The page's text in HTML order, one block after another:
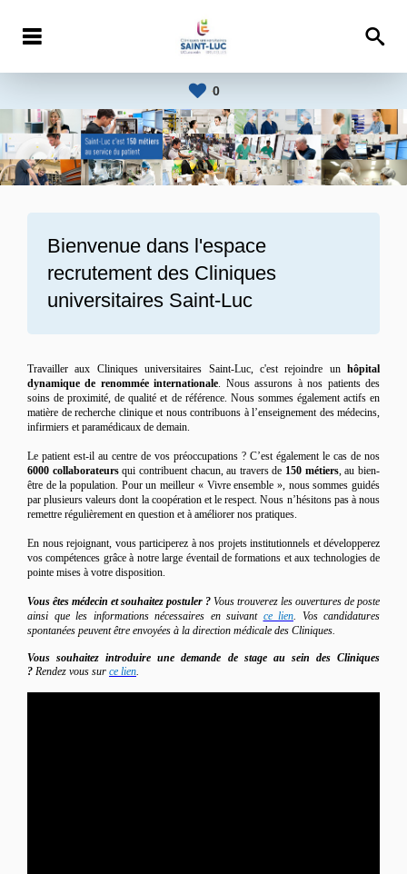
0
Bienvenue dans l'espace
recrutement des Cliniques
universitaires Saint-Luc
Travailler aux Cliniques universitaires Saint-Luc, c'est rejoindre un hôpital
dynamique de renommée internationale. Nous assurons à nos patients des
soins de proximité, de qualité et de référence. Nous sommes également actifs en
matière de recherche clinique et nous contribuons à l’enseignement des médecins,
infirmiers et paramédicaux de demain.
Le patient est-il au centre de vos préoccupations ? C’est également le cas de nos
6000 collaborateursqui contribuent chacun, au travers de 150 métiers, au bien-
être de la population. Pour un meilleur « Vivre ensemble », nous sommes guidés
par plusieurs valeurs dont la coopération et le respect. Nous n’hésitons pas à nous
remettre régulièrement en question et à améliorer nos pratiques.
En nous rejoignant, vous participerez à nos projets institutionnels et développerez
vos compétences grâce à notre large éventail de formations et aux technologies de
pointe mises à votre disposition.
Vous êtes médecin et souhaitez postuler ? Vous trouverez les ouvertures de poste
ainsi que les informations nécessaires en suivant ce lien. Vos candidatures
spontanées peuvent être envoyées à la direction médicale des Cliniques.
Vous souhaitez introduire une demande de stage au sein des Cliniques
? Rendez vous sur ce lien.